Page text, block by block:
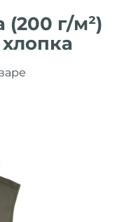
(200 г/м²)